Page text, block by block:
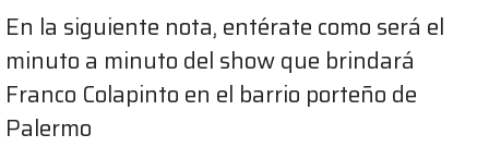
En la siguiente nota, entérate como será el
minuto a minuto del show que brindará
Franco Colapinto en el barrio porteño de
Palermo